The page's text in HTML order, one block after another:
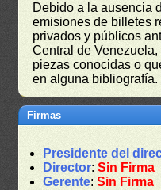
Debido a la ausencia
emisiones de billetes
privados y públicos
Central de
piezas conocidas o
en alguna bibliografía.
Firmas
Presidente del
Director:Sin Firma
Gerente:Sin Firma